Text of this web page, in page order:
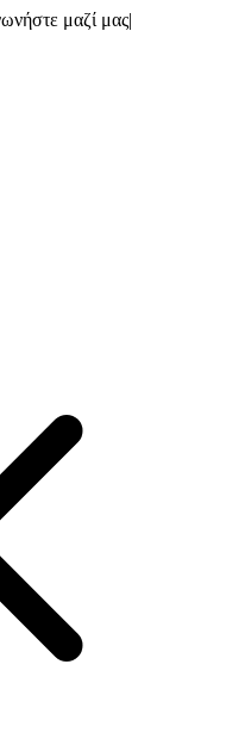
μαζί μας|